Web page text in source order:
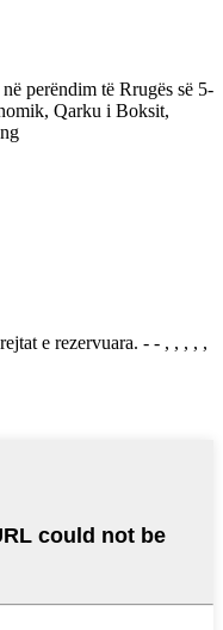
perëndim të Rrugës së 5-
Qarku i Boksit,
e rezervuara. - - , , , , ,